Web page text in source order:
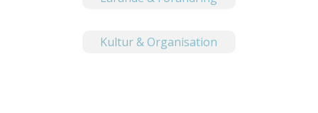
Kultur & Organisation